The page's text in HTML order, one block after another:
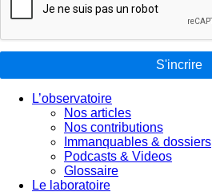
S'incrire
L’observatoire
Nos articles
Nos contributions
Immanquables & dossiers
Podcasts & Videos
Glossaire
Le laboratoire